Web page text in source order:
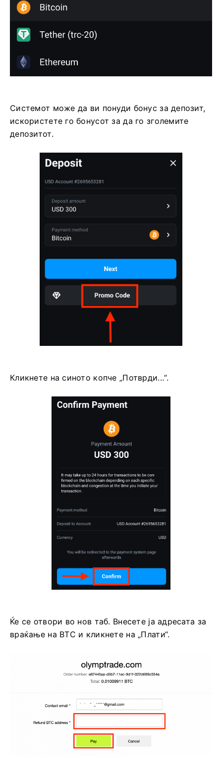
Системот може да ви понуди бонус за депозит,
искористете го бонусот за да го зголемите
депозитот.
Кликнете на синото копче „Потврди...“.
Ќе се отвори во нов таб. Внесете ја адресата за
враќање на BTC и кликнете на „Плати“.